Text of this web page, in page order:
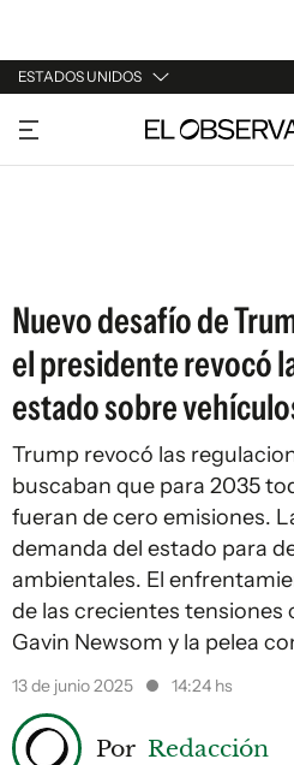
ESTADOS UNIDOS
URUGUAY
ARGENTINA
Nuevo desafío de
el presidente revocó
estado sobre
Trump revocó las
buscaban que para 2035
fueran de cero emisiones.
demanda del estado para
ambientales. El
de las crecientes tensiones
Gavin Newsom y la pelea
13 de junio 2025 14:24 hs
Por Redacción